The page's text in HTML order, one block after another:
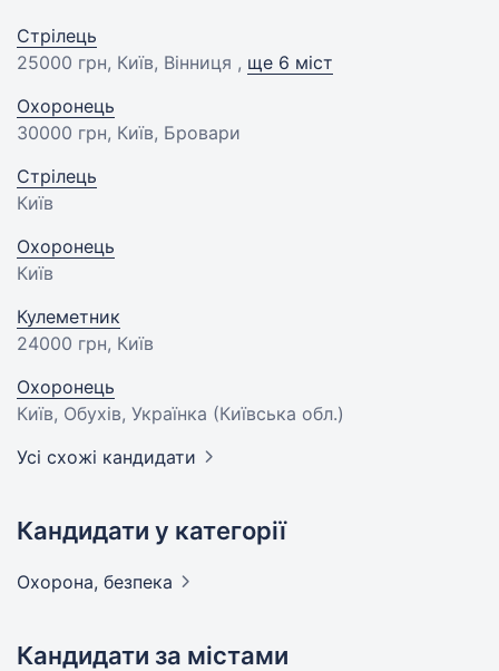
Стрілець
25000 грн, Київ, Вінниця , ще 6 міст
Охоронець
30000 грн, Київ, Бровари
Стрілець
Київ
Охоронець
Київ
Кулеметник
24000 грн, Київ
Охоронець
Київ, Обухів, Українка (Київська обл.)
Усі схожі кандидати
Кандидати у категорії
Охорона, безпека
Кандидати за містами